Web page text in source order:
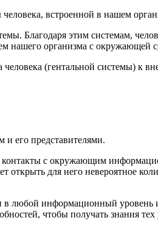
встроенной в нашем
Благодаря этим системам,
нашего организма с окружающей
(гентальной системы) к
его представителями.
контакты с окружающим
для него невероятное
в любой информационный уровень
чтобы получать знания тех